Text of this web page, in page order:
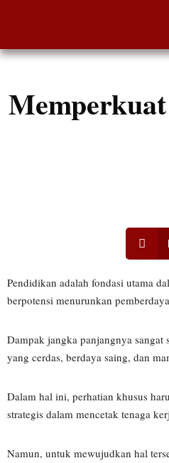
to
Pendidikan adalah fondasi utama
berpotensi menurunkan
Dampak jangka panjangnya
yang cerdas, berdaya saing, dan
Dalam hal ini, perhatian khusus
strategis dalam mencetak tenaga
Namun, untuk mewujudkan hal